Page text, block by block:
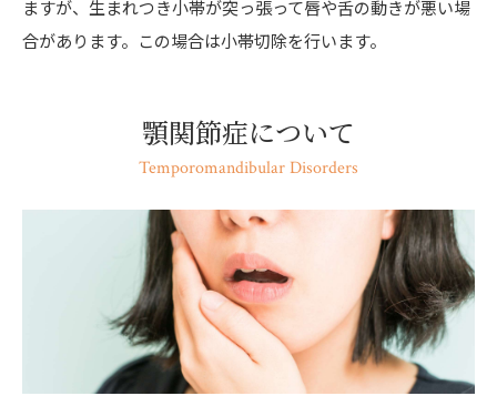
ますが、生まれつき小帯が突っ張って唇や舌の動きが悪い場
合があります。この場合は小帯切除を行います。
顎関節症について
Temporomandibular Disorders